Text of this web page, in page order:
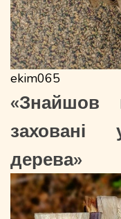
ekim065
«Знайшов
заховані
дерева»